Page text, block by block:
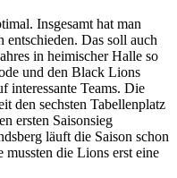
Insgesamt hat man
entschieden. Das soll auch
in heimischer Halle so
und den Black Lions
interessante Teams. Die
den sechsten Tabellenplatz
ersten Saisonsieg
läuft die Saison schon
die Lions erst eine